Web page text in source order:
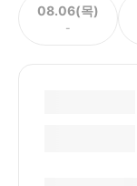
08.06(목)
-